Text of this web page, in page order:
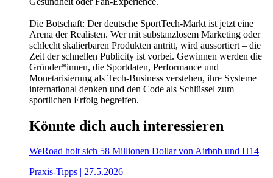
Die Botschaft: Der deutsche SportTech-Markt ist jetzt eine
Arena der Realisten. Wer mit substanzlosem Marketing oder
schlecht skalierbaren Produkten antritt, wird aussortiert – die
Zeit der schnellen Publicity ist vorbei. Gewinnen werden die
Gründer*innen, die Sportdaten, Performance und
Monetarisierung als Tech-Business verstehen, ihre Systeme
international denken und den Code als Schlüssel zum
sportlichen Erfolg begreifen.
Könnte dich auch interessieren
WeRoad holt sich 58 Millionen Dollar von Airbnb und H14
Praxis-Tipps | 27.5.2026